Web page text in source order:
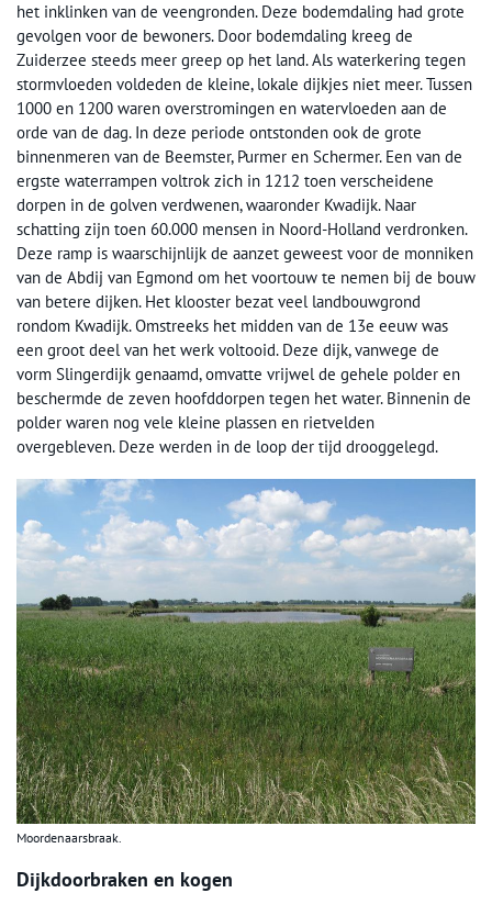
het inklinken van de veengronden. Deze bodemdaling had grote
gevolgen voor de bewoners. Door bodemdaling kreeg de
Zuiderzee steeds meer greep op het land. Als waterkering tegen
stormvloeden voldeden de kleine, lokale dijkjes niet meer. Tussen
1000 en 1200 waren overstromingen en watervloeden aan de
orde van de dag. In deze periode ontstonden ook de grote
binnenmeren van de Beemster, Purmer en Schermer. Een van de
ergste waterrampen voltrok zich in 1212 toen verscheidene
dorpen in de golven verdwenen, waaronder Kwadijk. Naar
schatting zijn toen 60.000 mensen in Noord-Holland verdronken.
Deze ramp is waarschijnlijk de aanzet geweest voor de monniken
van de Abdij van Egmond om het voortouw te nemen bij de bouw
van betere dijken. Het klooster bezat veel landbouwgrond
rondom Kwadijk. Omstreeks het midden van de 13e eeuw was
een groot deel van het werk voltooid. Deze dijk, vanwege de
vorm Slingerdijk genaamd, omvatte vrijwel de gehele polder en
beschermde de zeven hoofddorpen tegen het water. Binnenin de
polder waren nog vele kleine plassen en rietvelden
overgebleven. Deze werden in de loop der tijd drooggelegd.
Moordenaarsbraak.
Dijkdoorbraken en kogen